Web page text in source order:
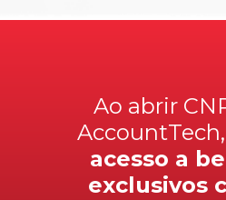
Ao abrir
acesso a
exclusivos